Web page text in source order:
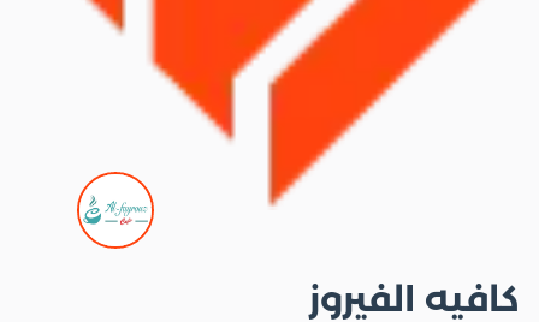
كافيه الفيروز